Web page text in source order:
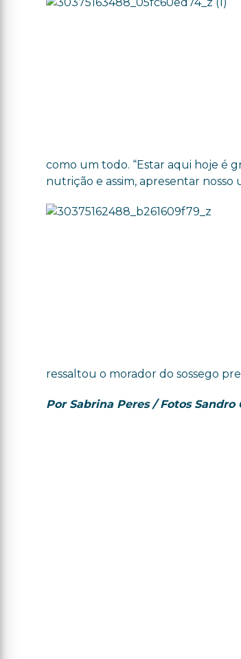
como um todo. “Estar aqui hoje é
nutrição e assim, apresentar
ressaltou o morador do sossego
Por Sabrina Peres / Fotos Sandro